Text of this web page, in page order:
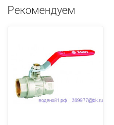
Рекомендуем